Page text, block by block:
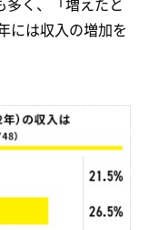
多く、「増えたと
には収入の増加を